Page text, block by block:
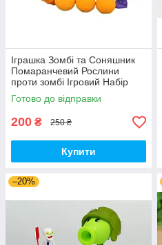
Іграшка Зомбі та Соняшник
Помаранчевий Рослини
проти зомбі Ігровий Набір
Plants vs Zombies (00180)
Готово до відправки
200 ₴ 250 ₴
Купити
–20%